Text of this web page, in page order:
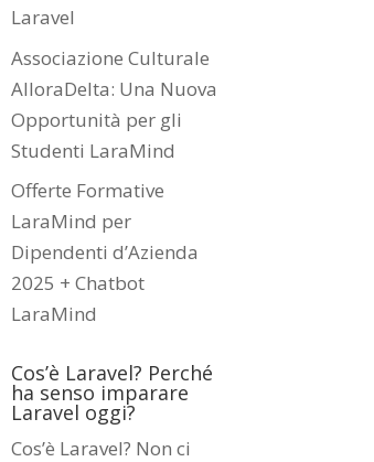
Laravel
Associazione Culturale
AlloraDelta: Una Nuova
Opportunità per gli
Studenti LaraMind
Offerte Formative
LaraMind per
Dipendenti d’Azienda
2025 + Chatbot
LaraMind
Cos’è Laravel? Perché
ha senso imparare
Laravel oggi?
Cos’è Laravel? Non ci